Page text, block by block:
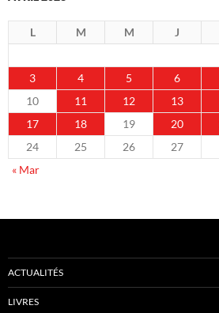
L M M J
3
4 5 6
10
11 12 13
17
18 19 20
24
25 26 27
« Mar
ACTUALITÉS
LIVRES